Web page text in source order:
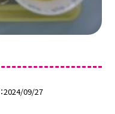
2024/09/27